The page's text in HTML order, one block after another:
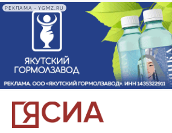
РЕКЛАМА • YGMZ.RU